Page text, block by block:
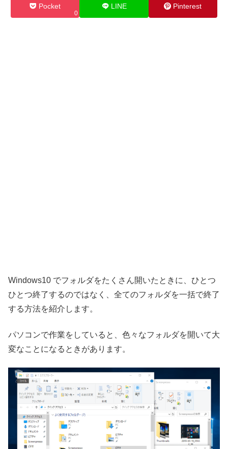
Pocket
0
LINE Pinterest
Windows10 でフォルダをたくさん開いたときに、ひとつ
ひとつ終了するのではなく、全てのフォルダを一括で終了
する方法を紹介します。
パソコンで作業をしていると、色々なフォルダを開いて大
変なことになるときがあります。